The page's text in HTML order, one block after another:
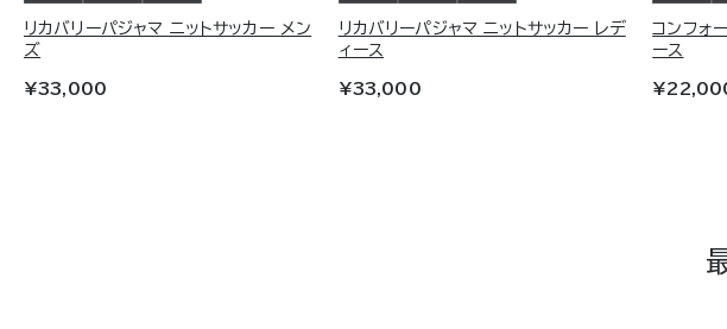
リカバリーパジャマ ニットサッカー メン
ズ
¥33,000
リカバリーパジャマ ニットサッカー レデ
ィース
¥33,000
コンフォ
ース